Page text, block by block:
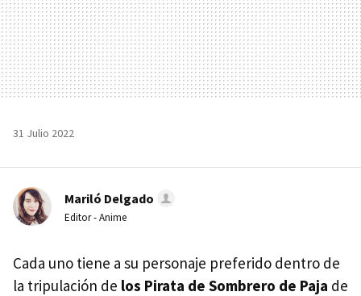
31 Julio 2022
Mariló Delgado
Editor - Anime
Cada uno tiene a su personaje preferido dentro de
la tripulación de los Pirata de Sombrero de Paja de